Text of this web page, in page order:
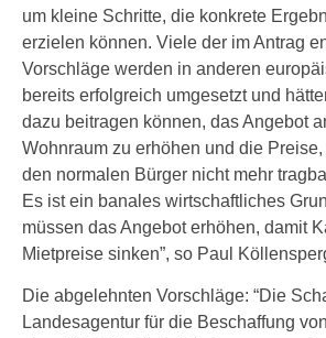
um kleine Schritte, die konkrete
erzielen können. Viele der im Antrag
Vorschläge werden in anderen
bereits erfolgreich umgesetzt und
dazu beitragen können, das Angebot
Wohnraum zu erhöhen und die
den normalen Bürger nicht mehr
Es ist ein banales wirtschaftliches
müssen das Angebot erhöhen, damit
Mietpreise sinken”, so Paul
Die abgelehnten Vorschläge: “Die
Landesagentur für die Beschaffung